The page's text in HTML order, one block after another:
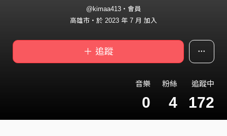
@kimaa413・會員
高雄市・於 2023 年 7 月 加入
＋ 追蹤
音樂
0
粉絲
4
追蹤中
172